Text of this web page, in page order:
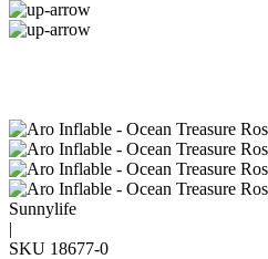
Sunnylife
|
SKU 18677-0